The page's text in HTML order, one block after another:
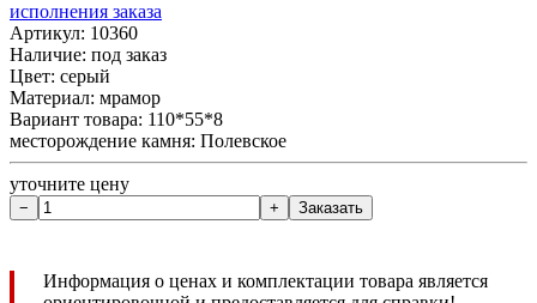
исполнения заказа
Артикул: 10360
Наличие: под заказ
Цвет: серый
Материал: мрамор
Вариант товара: 110*55*8
месторождение камня: Полевское
уточните цену
Информация о ценах и комплектации товара является